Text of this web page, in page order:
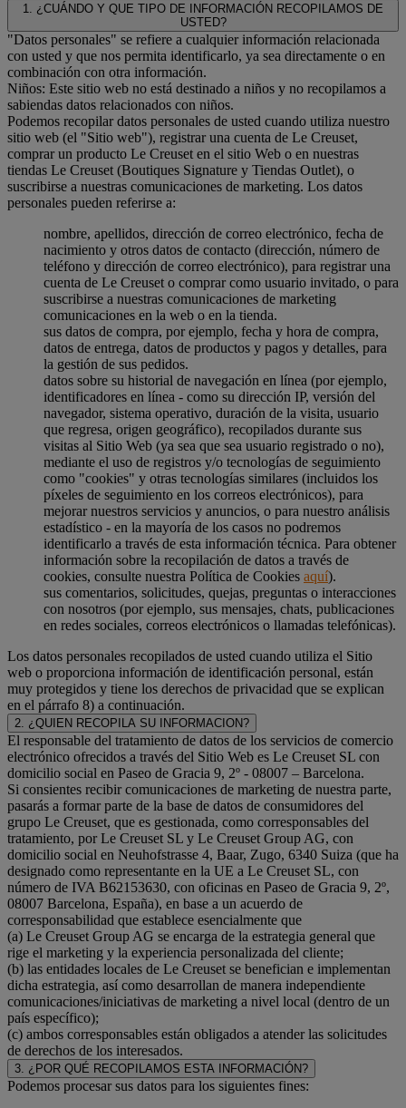
1. ¿CUÁNDO Y QUE TIPO DE INFORMACIÓN RECOPILAMOS DE
USTED?
"Datos personales" se refiere a cualquier información relacionada
con usted y que nos permita identificarlo, ya sea directamente o en
combinación con otra información.
Niños: Este sitio web no está destinado a niños y no recopilamos a
sabiendas datos relacionados con niños.
Podemos recopilar datos personales de usted cuando utiliza nuestro
sitio web (el "Sitio web"), registrar una cuenta de Le Creuset,
comprar un producto Le Creuset en el sitio Web o en nuestras
tiendas Le Creuset (Boutiques Signature y Tiendas Outlet), o
suscribirse a nuestras comunicaciones de marketing. Los datos
personales pueden referirse a:
nombre, apellidos, dirección de correo electrónico, fecha de
nacimiento y otros datos de contacto (dirección, número de
teléfono y dirección de correo electrónico), para registrar una
cuenta de Le Creuset o comprar como usuario invitado, o para
suscribirse a nuestras comunicaciones de marketing
comunicaciones en la web o en la tienda.
sus datos de compra, por ejemplo, fecha y hora de compra,
datos de entrega, datos de productos y pagos y detalles, para
la gestión de sus pedidos.
datos sobre su historial de navegación en línea (por ejemplo,
identificadores en línea - como su dirección IP, versión del
navegador, sistema operativo, duración de la visita, usuario
que regresa, origen geográfico), recopilados durante sus
visitas al Sitio Web (ya sea que sea usuario registrado o no),
mediante el uso de registros y/o tecnologías de seguimiento
como "cookies" y otras tecnologías similares (incluidos los
píxeles de seguimiento en los correos electrónicos), para
mejorar nuestros servicios y anuncios, o para nuestro análisis
estadístico - en la mayoría de los casos no podremos
identificarlo a través de esta información técnica. Para obtener
información sobre la recopilación de datos a través de
cookies, consulte nuestra Política de Cookies aquí).
sus comentarios, solicitudes, quejas, preguntas o interacciones
con nosotros (por ejemplo, sus mensajes, chats, publicaciones
en redes sociales, correos electrónicos o llamadas telefónicas).
Los datos personales recopilados de usted cuando utiliza el Sitio
web o proporciona información de identificación personal, están
muy protegidos y tiene los derechos de privacidad que se explican
en el párrafo 8) a continuación.
2. ¿QUIEN RECOPILA SU INFORMACION?
El responsable del tratamiento de datos de los servicios de comercio
electrónico ofrecidos a través del Sitio Web es Le Creuset SL con
domicilio social en Paseo de Gracia 9, 2º - 08007 – Barcelona.
Si consientes recibir comunicaciones de marketing de nuestra parte,
pasarás a formar parte de la base de datos de consumidores del
grupo Le Creuset, que es gestionada, como corresponsables del
tratamiento, por Le Creuset SL y Le Creuset Group AG, con
domicilio social en Neuhofstrasse 4, Baar, Zugo, 6340 Suiza (que ha
designado como representante en la UE a Le Creuset SL, con
número de IVA B62153630, con oficinas en Paseo de Gracia 9, 2º,
08007 Barcelona, España), en base a un acuerdo de
corresponsabilidad que establece esencialmente que
(a) Le Creuset Group AG se encarga de la estrategia general que
rige el marketing y la experiencia personalizada del cliente;
(b) las entidades locales de Le Creuset se benefician e implementan
dicha estrategia, así como desarrollan de manera independiente
comunicaciones/iniciativas de marketing a nivel local (dentro de un
país específico);
(c) ambos corresponsables están obligados a atender las solicitudes
de derechos de los interesados.
3. ¿POR QUÉ RECOPILAMOS ESTA INFORMACIÓN?
Podemos procesar sus datos para los siguientes fines: